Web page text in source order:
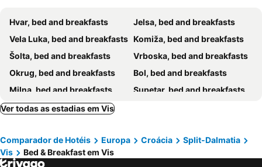
Hvar, bed and breakfasts
Jelsa, bed and breakfasts
Vela Luka, bed and breakfasts Komiža, bed and breakfasts
Šolta, bed and breakfasts
Vrboska, bed and breakfasts
Okrug, bed and breakfasts
Bol, bed and breakfasts
Milna, bed and breakfasts
Supetar, bed and breakfasts
Okrug Gornji, bed and breakfasts
Ver todas as estadias em Vis
Comparador de Hotéis Europa Croácia
Split-Dalmatia
Vis
Bed & Breakfast em Vis